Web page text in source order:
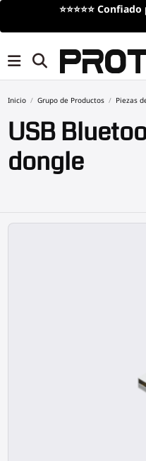
⭐⭐⭐⭐⭐ Confiado
Inicio Grupo de Productos Piezas
USB
dongle